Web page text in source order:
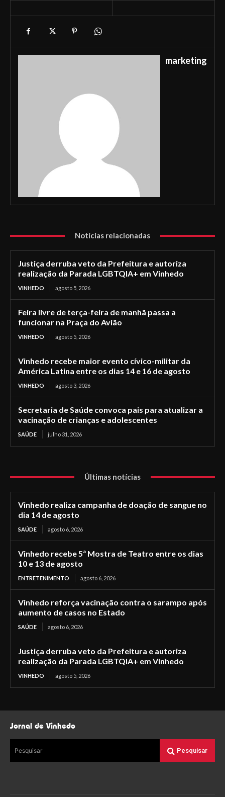
marketing
Notícias relacionadas
Justiça derruba veto da Prefeitura e autoriza
realização da Parada LGBTQIA+ em Vinhedo
VINHEDO agosto 5, 2026
Feira livre de terça-feira de manhã passa a
funcionar na Praça do Avião
VINHEDO agosto 5, 2026
Vinhedo recebe maior evento cívico-militar da
América Latina entre os dias 14 e 16 de agosto
VINHEDO agosto 3, 2026
Secretaria de Saúde convoca pais para atualizar a
vacinação de crianças e adolescentes
SAÚDE julho 31, 2026
Últimas notícias
Vinhedo realiza campanha de doação de sangue no
dia 14 de agosto
SAÚDE agosto 6, 2026
Vinhedo recebe 5ª Mostra de Teatro entre os dias
10 e 13 de agosto
ENTRETENIMENTO agosto 6, 2026
Vinhedo reforça vacinação contra o sarampo após
aumento de casos no Estado
SAÚDE agosto 6, 2026
Justiça derruba veto da Prefeitura e autoriza
realização da Parada LGBTQIA+ em Vinhedo
VINHEDO agosto 5, 2026
Jornal de Vinhedo
Pesquisar Pesquisar